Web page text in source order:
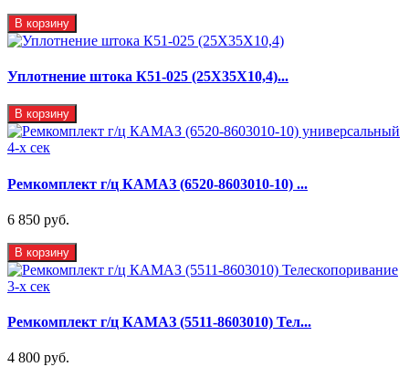
В корзину
Уплотнение штока К51-025 (25Х35Х10,4)...
В корзину
Ремкомплект г/ц КАМАЗ (6520-8603010-10) ...
6 850 руб.
В корзину
Ремкомплект г/ц КАМАЗ (5511-8603010) Тел...
4 800 руб.